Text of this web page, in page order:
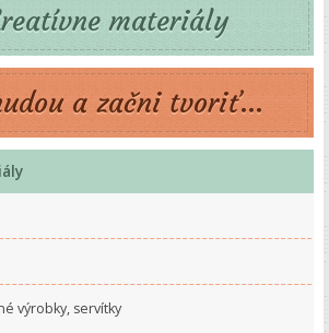
materiály
a začni tvoriť...
výrobky, servítky